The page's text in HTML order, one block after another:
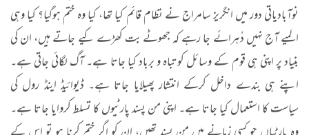
نوآبادیاتی دور میں انگریز سامراج نے نظام قائم کیا تھا، کیا وہ ختم ہوگیا؟ کیا وہی
المیے آج نہیں دُہرائے جا رہے کہ جھوٹے بت کھڑے کیے جاتے ہیں، ان کی
بنیاد پر اپنی ہی قوم کے وسائل کو تباہ و برباد کیا جاتا ہے۔ آگ لگائی جاتی ہے۔
اپنے ہی بندے داخل کرکے انتشار پھیلایا جاتا ہے۔ ڈیوائیڈ اینڈ رول کی
سیاست کا استعمال کیا جاتا ہے۔ اپنی من پسند پارٹیوں کا تسلط کروایا جاتا ہے۔